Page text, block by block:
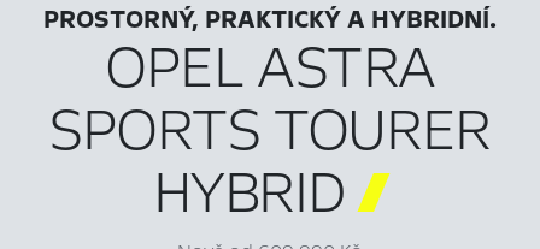
PROSTORNÝ, PRAKTICKÝ A HYBRIDNÍ.
OPEL ASTRA
SPORTS TOURER
HYBRID